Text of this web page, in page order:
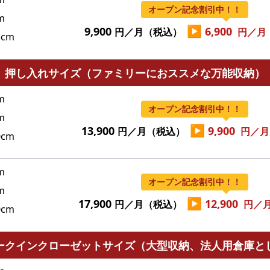
オープン記念割引中！！
9,900 円／月（税込） ▶ 6,900 円／月
押し入れサイズ（ファミリーにおススメな万能収納）
オープン記念割引中！！
13,900 円／月（税込） ▶ 9,900 円／
オープン記念割引中！！
17,900 円／月（税込） ▶ 12,900 円／
クインクローゼットサイズ（大型収納、法人用倉庫と